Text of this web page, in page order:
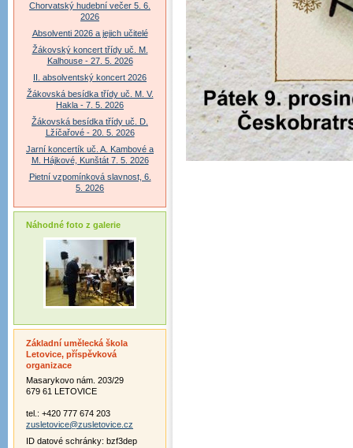
Chorvatský hudební večer 5. 6.
2026
Absolventi 2026 a jejich učitelé
Žákovský koncert třídy uč. M.
Kalhouse - 27. 5. 2026
II. absolventský koncert 2026
Žákovská besídka třídy uč. M. V.
Hakla - 7. 5. 2026
Žákovská besídka třídy uč. D.
Lžíčařové - 20. 5. 2026
Jarní koncertík uč. A. Kambové a
M. Hájkové, Kunštát 7. 5. 2026
Pietní vzpomínková slavnost, 6.
5. 2026
Náhodné foto z galerie
Základní umělecká škola
Letovice, příspěvková
organizace
Masarykovo nám. 203/29
679 61 LETOVICE
tel.: +420 777 674 203
zusletovice@zusletovice.cz
ID datové schránky: bzf3dep